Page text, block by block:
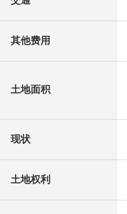
其他费用
土地面积
现状
土地权利